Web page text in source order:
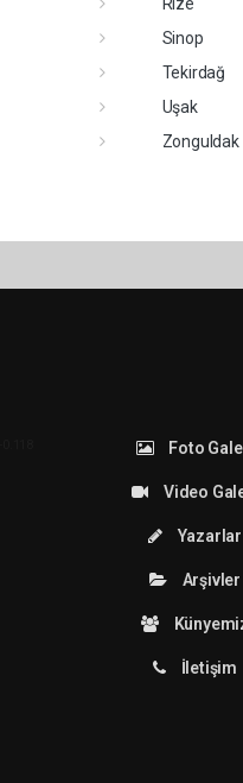
Sinop
Tekirdağ
Uşak
Zonguldak
Foto
Video
Yazarlar
Arşivler
İletişim